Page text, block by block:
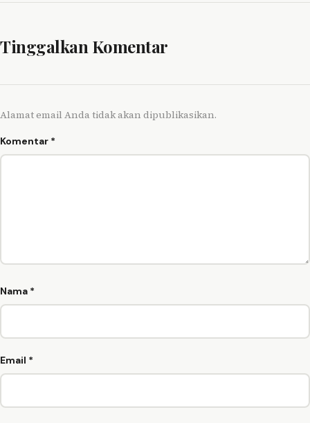
Tinggalkan Komentar
Alamat email Anda tidak akan dipublikasikan.
Komentar *
Nama *
Email *